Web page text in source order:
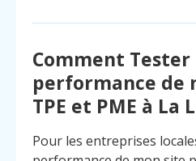
Comment Tester
performance de
TPE et PME à La
Pour les entreprises